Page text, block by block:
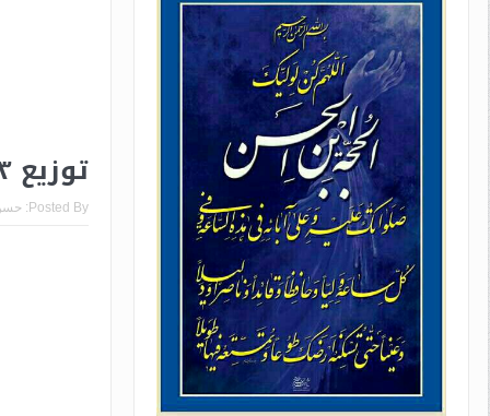
توزیع ۳ نوبت پول در مجلس هشتم
Posted By: